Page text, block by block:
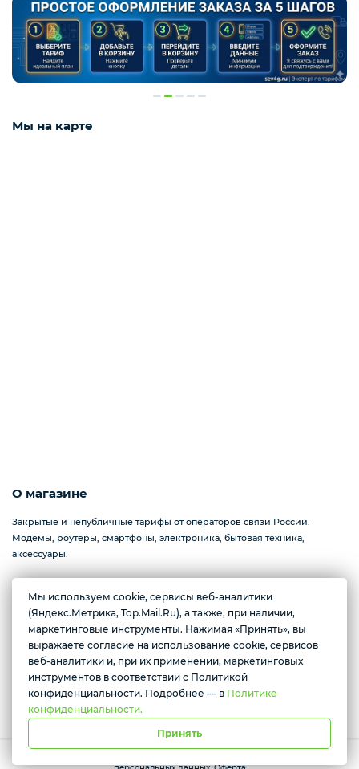
Смартфоны / Телефоны
Мы на карте
О магазине
Закрытые и непубличные тарифы от операторов связи России.
Модемы, роутеры, смартфоны, электроника, бытовая техника,
аксессуары.
Севастополь, проспект Генерала Острякова, 233
Ежедневно с 10:00 до 17:00
Условия доставки
Мы используем cookie, сервисы веб-аналитики
(Яндекс.Метрика, Top.Mail.Ru), а также, при наличии,
маркетинговые инструменты. Нажимая «Принять», вы
выражаете согласие на использование cookie, сервисов
веб-аналитики и, при их применении, маркетинговых
инструментов в соответствии с Политикой
конфиденциальности. Подробнее — в Политике
конфиденциальности.
Принять
Желаете подозвать сотрудника
Да